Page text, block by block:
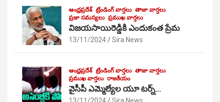
ఆంధ్రప్రదేశ్ ట్రేండింగ్ వార్తలు తాజా వార్తలు
ప్రజా సమస్యలు ప్రముఖ వార్తలు
విజయసాయిరెడ్డికి ఎందుకంత ప్రేమ
13/11/2024 Sira News
ఆంధ్రప్రదేశ్ ట్రేండింగ్ వార్తలు తాజా వార్తలు
ప్రముఖ వార్తలు రాజకీయం
వైసీపీ ఎమ్మెల్యేల యూ టర్న్…